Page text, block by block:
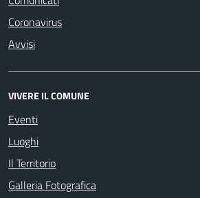
Coronavirus
Avvisi
VIVERE IL COMUNE
Eventi
Luoghi
Il Territorio
Galleria Fotografica